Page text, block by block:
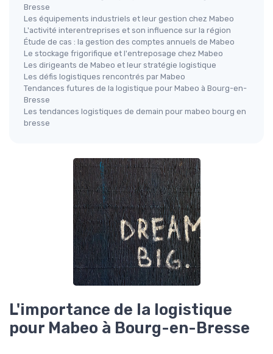
Bresse
Les équipements industriels et leur gestion chez Mabeo
L'activité interentreprises et son influence sur la région
Étude de cas : la gestion des comptes annuels de Mabeo
Le stockage frigorifique et l'entreposage chez Mabeo
Les dirigeants de Mabeo et leur stratégie logistique
Les défis logistiques rencontrés par Mabeo
Tendances futures de la logistique pour Mabeo à Bourg-en-
Bresse
Les tendances logistiques de demain pour mabeo bourg en
bresse
L'importance de la logistique
pour Mabeo à Bourg-en-Bresse